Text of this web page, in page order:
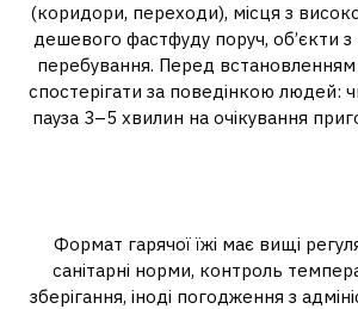
(коридори, переходи), місця з
дешевого фастфуду поруч, об’єкти
перебування. Перед
спостерігати за поведінкою людей:
пауза 3–5 хвилин на очікування
Формат гарячої їжі має вищі
санітарні норми, контроль
зберігання, іноді погодження з